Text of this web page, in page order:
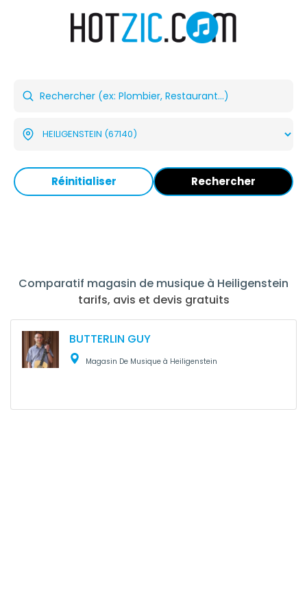
Réinitialiser Rechercher
Comparatif magasin de musique à Heiligenstein
tarifs, avis et devis gratuits
BUTTERLIN GUY
Magasin De Musique à Heiligenstein